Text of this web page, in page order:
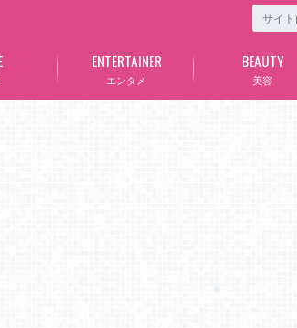
エンタメ
ENTERTAINER
美容
BEAUTY